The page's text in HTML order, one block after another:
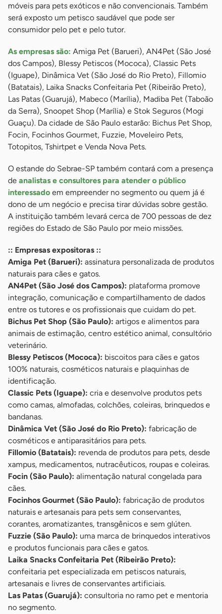
móveis para pets exóticos e não convencionais. Também
será exposto um petisco saudável que pode ser
consumidor pelo pet e pelo tutor.
As empresas são: Amiga Pet (Barueri), AN4Pet (São José
dos Campos), Blessy Petiscos (Mococa), Classic Pets
(Iguape), Dinâmica Vet (São José do Rio Preto), Fillomio
(Batatais), Laika Snacks Confeitaria Pet (Ribeirão Preto),
Las Patas (Guarujá), Mabeco (Marília), Madiba Pet (Taboão
da Serra), Snoopet Shop (Marília) e Stok Seguros (Mogi
Guaçu). Da cidade de São Paulo estarão: Bichus Pet Shop,
Focin, Focinhos Gourmet, Fuzzie, Moveleiro Pets,
Totopitos, Tshirtpet e Venda Nova Pets.
O estande do Sebrae-SP também contará com a presença
de analistas e consultores para atender o público
interessado em empreender no segmento ou quem já é
dono de um negócio e precisa tirar dúvidas sobre gestão.
A instituição também levará cerca de 700 pessoas de dez
regiões do Estado de São Paulo por meio missões.
:: Empresas expositoras ::
Amiga Pet (Barueri): assinatura personalizada de produtos
naturais para cães e gatos.
AN4Pet (São José dos Campos): plataforma promove
integração, comunicação e compartilhamento de dados
entre os tutores e os profissionais que cuidam do pet.
Bichus Pet Shop (São Paulo): artigos e alimentos para
animais de estimação, centro estético animal, consultório
veterinário.
Blessy Petiscos (Mococa): biscoitos para cães e gatos
100% naturais, cosméticos naturais e plaquinhas de
identificação.
Classic Pets (Iguape): cria e desenvolve produtos pets
como camas, almofadas, colchões, coleiras, brinquedos e
bandanas.
Dinâmica Vet (São José do Rio Preto): fabricação de
cosméticos e antiparasitários para pets.
Fillomio (Batatais): revenda de produtos para pets, desde
xampus, medicamentos, nutracêuticos, roupas e coleiras.
Focin (São Paulo): alimentação natural congelada para
cães.
Focinhos Gourmet (São Paulo): fabricação de produtos
naturais e artesanais para pets sem conservantes,
corantes, aromatizantes, transgênicos e sem glúten.
Fuzzie (São Paulo): uma marca de brinquedos interativos
e produtos funcionais para cães e gatos.
Laika Snacks Confeitaria Pet (Ribeirão Preto):
confeitaria pet especializada em petiscos naturais,
artesanais e livres de conservantes artificiais.
Las Patas (Guarujá): consultoria no ramo pet e mentoria
no segmento.